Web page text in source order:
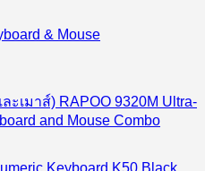
ะเมาส์) RAPOO 9320M Ultra-
and Mouse Combo